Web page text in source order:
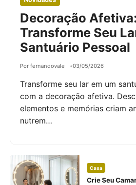
Decoração Afetiva:
Transforme Seu
Santuário Pessoal
Por fernandovale 03/05/2026
Transforme seu lar em um
com a decoração afetiva.
elementos e memórias criam
nutrem…
Casa
Crie Seu